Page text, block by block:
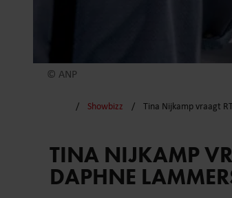
© ANP
Showbizz Tina Nijkamp vraagt
TINA NIJKAMP
DAPHNE